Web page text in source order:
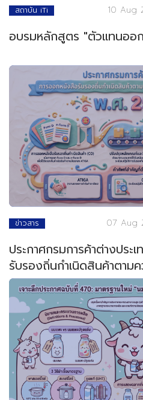
สถาบัน iTi 10 Aug
อบรมหลักสูตร "ตัวแทนออ
ข่าวสาร 07 Aug
ประกาศกรมการค้าต่างประ
รับรองถิ่นกำเนิดสินค้าตาม
ของอาเซียน